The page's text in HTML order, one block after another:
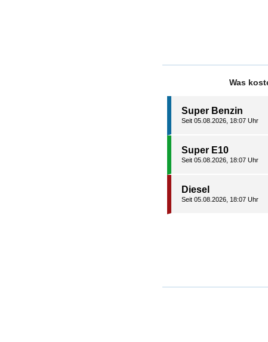
Was
Super Benzin
Seit 05.08.2026, 18:07 Uhr
Super E10
Seit 05.08.2026, 18:07 Uhr
Diesel
Seit 05.08.2026, 18:07 Uhr